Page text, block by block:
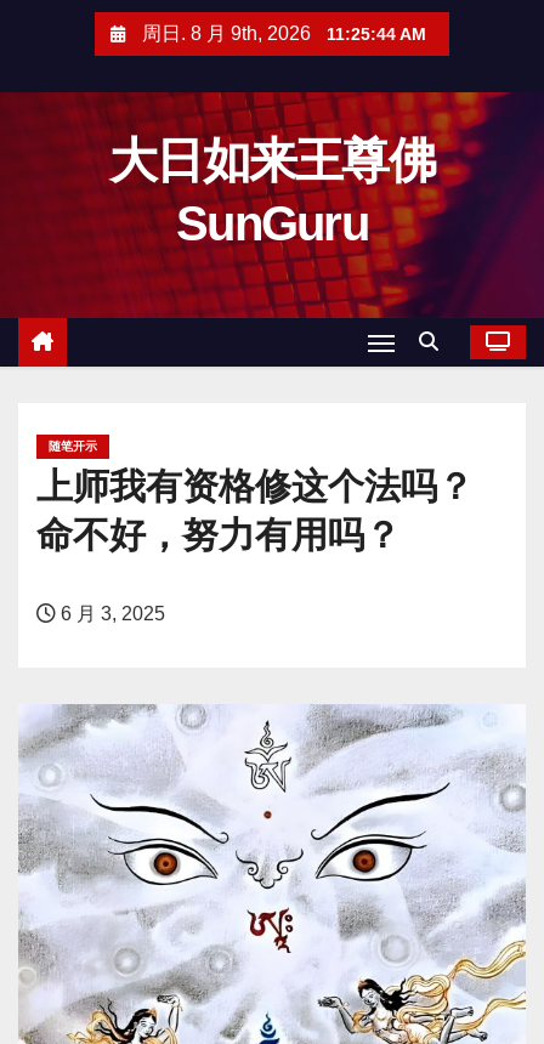
周日. 8 月 9th, 2026 11:25:46 AM
大日如来王尊佛
SunGuru
随笔开示
上师我有资格修这个法吗？
命不好，努力有用吗？
6 月 3, 2025